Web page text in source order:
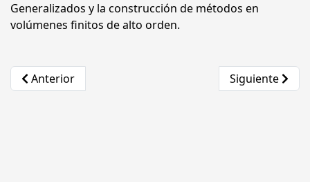
Generalizados y la construcción de métodos en
volúmenes finitos de alto orden.
Artículo anterior: Como resultado del proyecto UFRO
Anterior Artículo
Siguiente